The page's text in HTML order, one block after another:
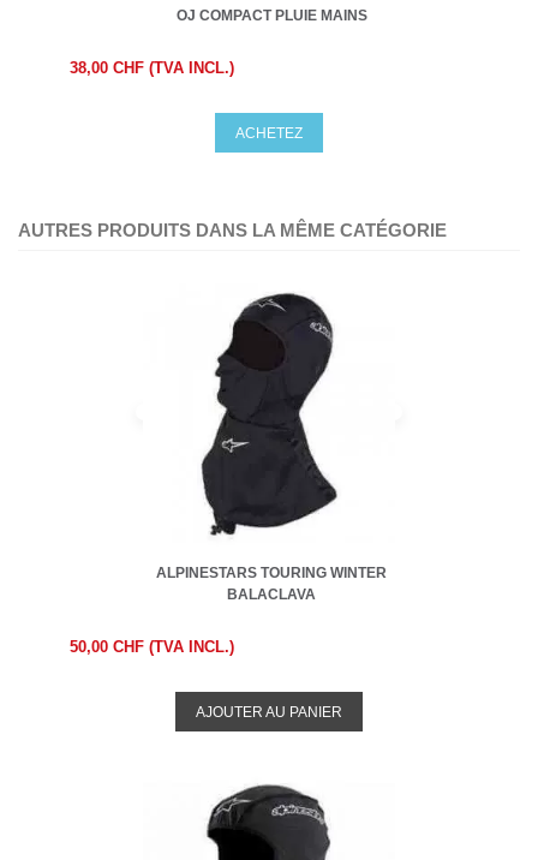
OJ COMPACT PLUIE MAINS
38,00 CHF (TVA INCL.)
ACHETEZ
AUTRES PRODUITS DANS LA MÊME CATÉGORIE
ALPINESTARS TOURING WINTER
BALACLAVA
50,00 CHF (TVA INCL.)
AJOUTER AU PANIER